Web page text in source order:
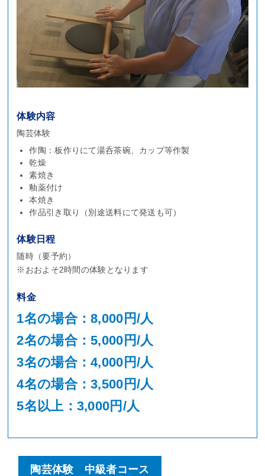
体験内容
陶芸体験
作陶：板作りにて湯呑茶碗、カップ等作製
乾燥
素焼き
釉薬付け
本焼き
作品引き取り（別途送料にて発送も可）
体験日程
随時（要予約）
※おおよそ2時間の体験となります
料金
1名の場合：8,000円/人
2名の場合：5,000円/人
3名の場合：4,000円/人
4名の場合：3,500円/人
5名以上：3,000円/人
陶芸体験 中級者コース